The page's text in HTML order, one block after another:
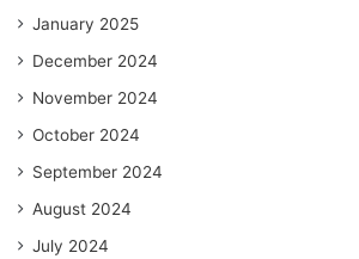
January 2025
December 2024
November 2024
October 2024
September 2024
August 2024
July 2024